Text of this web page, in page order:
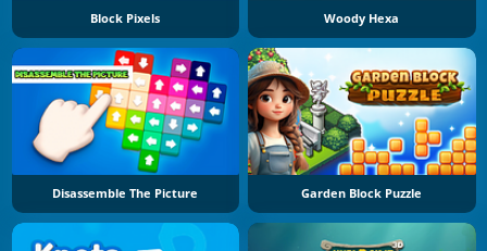
Block Pixels Woody Hexa
Disassemble The Picture Garden Block Puzzle